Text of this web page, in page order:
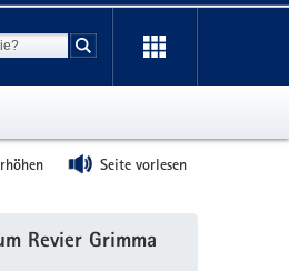
Suchbegriff
Suche starten
Seite vorlesen
Revier Grimma